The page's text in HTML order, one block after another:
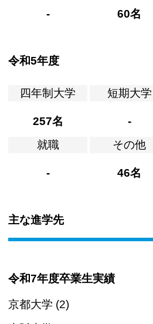
- 60名
令和5年度
四年制大学
257名
短期大学
-
就職
-
その他
46名
主な進学先
令和7年度卒業生実績
京都大学 (2)